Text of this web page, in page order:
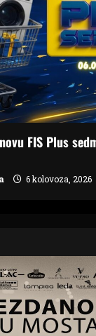
FIS Plus
6 kolovoza, 2026